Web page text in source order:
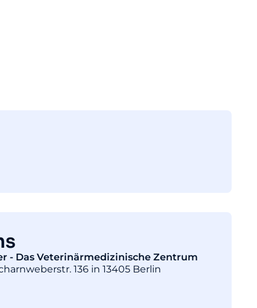
- Das Veterinärmedizinische Zentrum
136 in 13405 Berlin